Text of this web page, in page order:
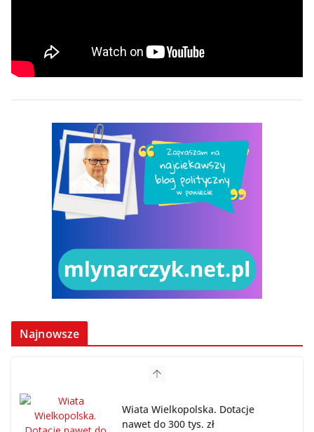
Najnowsze
Wiata Wielkopolska. Dotacje
nawet do 300 tys. zł